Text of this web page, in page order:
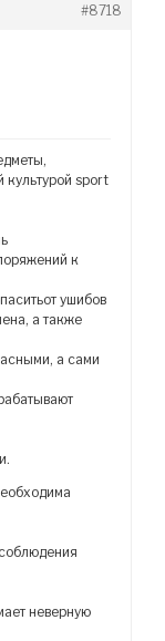
#8718
культурой sport
к
ушибов
а также
а сами
неверную